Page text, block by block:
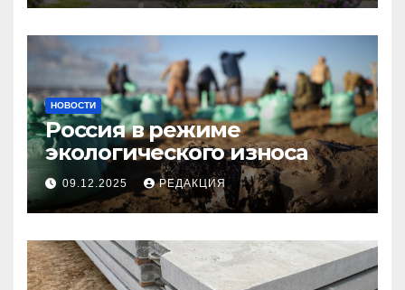
НОВОСТИ
Россия в режиме
экологического износа
09.12.2025 РЕДАКЦИЯ